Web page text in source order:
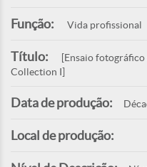
Função: Vida profissional
Título:
[Ensaio
Collection I]
Data de produção:
Local de produção: